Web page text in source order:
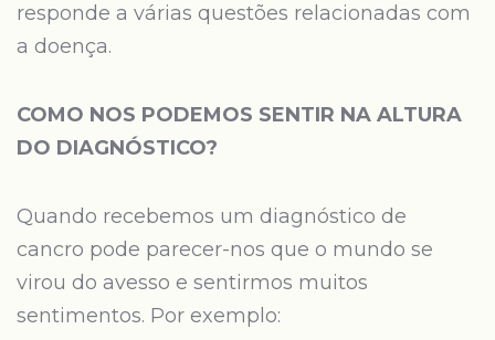
responde a várias questões relacionadas com
a doença.
COMO NOS PODEMOS SENTIR NA ALTURA
DO DIAGNÓSTICO?
Quando recebemos um diagnóstico de
cancro pode parecer-nos que o mundo se
virou do avesso e sentirmos muitos
sentimentos. Por exemplo: